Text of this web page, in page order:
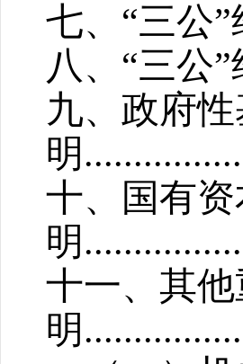
七、“三公
八、“三公
九、政府
明
十、国有
明
十一、 其
明